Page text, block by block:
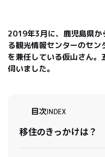
2019年3月に、鹿児島県か
る観光情報センターのセ
を兼任している仮山さん。
伺いました。
目次INDEX
移住のきっかけは？